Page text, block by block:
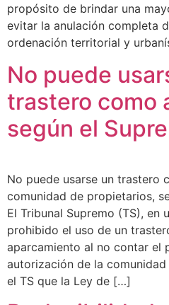
propósito de brindar una
evitar la anulación completa
ordenación territorial y
No puede
trastero como
según el
No puede usarse un trastero
comunidad de propietarios,
El Tribunal Supremo (TS), en
prohibido el uso de un
aparcamiento al no contar el
autorización de la
el TS que la Ley de […]